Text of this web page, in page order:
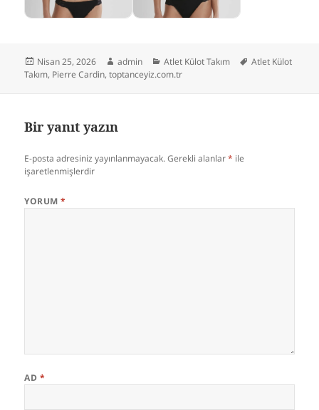
Yayın
tarihi
Nisan 25, 2026 Yazar
admin Kategoriler
Atlet Külot Takım Etiketler
Atlet Külot
Takım, Pierre Cardin,toptanceyiz.com.tr
Bir yanıt yazın
E-posta adresiniz yayınlanmayacak. Gerekli alanlar* ile
işaretlenmişlerdir
YORUM*
AD *